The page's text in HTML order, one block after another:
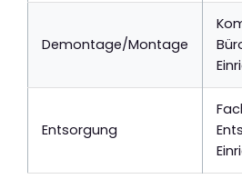
Demontage/Montage
Entsorgung